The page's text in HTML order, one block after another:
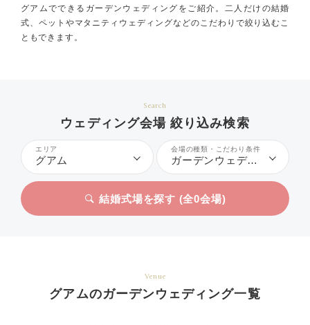
グアムでできるガーデンウェディングをご紹介。 二人だけの結婚
式、ペットやマタニティウェディングなどのこだわりで絞り込むこ
ともできます。
Search
ウェディング会場 絞り込み検索
エリア
グアム
会場の種類・こだわり条件
ガーデンウェディング
結婚式場を探す (全0会場)
Venue
グアムのガーデンウェディング一覧